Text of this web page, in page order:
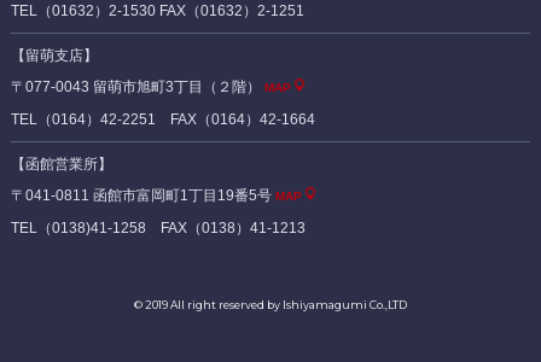
TEL（01632）2-1530 FAX（01632）2-1251
【留萌支店】
〒077-0043 留萌市旭町3丁目（２階）
MAP
TEL（0164）42-2251 FAX（0164）42-1664
【函館営業所】
〒041-0811 函館市富岡町1丁目19番5号 MAP
TEL（0138)41-1258 FAX（0138）41-1213
© 2019 All right reserved by Ishiyamagumi Co.,LTD